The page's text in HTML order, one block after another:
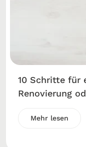
10 Schritte für
Renovierung
Mehr lesen